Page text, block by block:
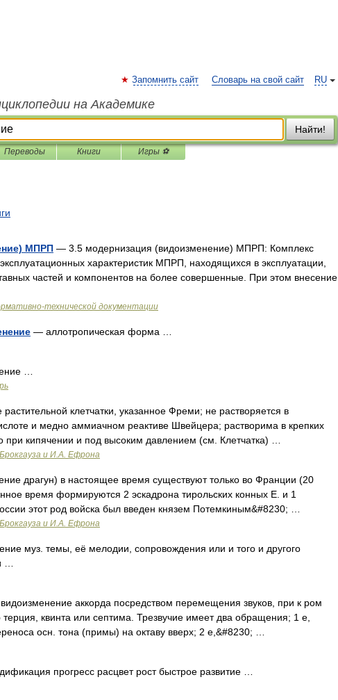
RU
Запомнить сайт Словарь на свой сайт
на Академике
Найти!
Переводы Книги Игры ⚽
МПРП — 3.5 модернизация (видоизменение) МПРП: Комплекс
характеристик МПРП, находящихся в эксплуатации,
частей и компонентов на более совершенные. При этом внесение
технической документации
— аллотропическая форма …
…
клетчатки, указанное Фреми; не растворяется в
и медно аммиачном реактиве Швейцера; растворима в крепких
при кипячении и под высоким давлением (см. Клетчатка) …
и И.А. Ефрона
драгун) в настоящее время существуют только во Франции (20
время формируются 2 эскадрона тирольских конных Е. и 1
этот род войска был введен князем Потемкиным&#8230; …
и И.А. Ефрона
темы, её мелодии, сопровождения или и того и другого
…
аккорда посредством перемещения звуков, при к ром
квинта или септима. Трезвучие имеет два обращения; 1 е,
осн. тона (примы) на октаву вверх; 2 е,&#8230; …
прогресс расцвет рост быстрое развитие …